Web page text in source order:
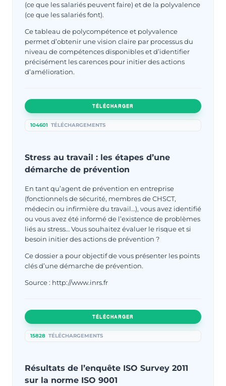
(ce que les salariés peuvent faire) et de la polyvalence
(ce que les salariés font).
Ce tableau de polycompétence et polyvalence
permet d’obtenir une vision claire par processus du
niveau de compétences disponibles et d’identifier
précisément les carences pour initier des actions
d’amélioration.
TÉLÉCHARGER
104601 TÉLÉCHARGEMENTS
Stress au travail : les étapes d’une
démarche de prévention
En tant qu’agent de prévention en entreprise
(fonctionnels de sécurité, membres de CHSCT,
médecin ou infirmière du travail…), vous avez identifié
ou vous avez été informé de l’existence de problèmes
liés au stress… Vous souhaitez évaluer le risque et si
besoin initier des actions de prévention ?
Ce dossier a pour objectif de vous présenter les points
clés d’une démarche de prévention.
Source : http://www.inrs.fr
TÉLÉCHARGER
15828 TÉLÉCHARGEMENTS
Résultats de l’enquête ISO Survey 2011
sur la norme ISO 9001